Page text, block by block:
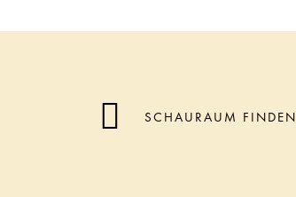
SCHAURAUM FINDEN